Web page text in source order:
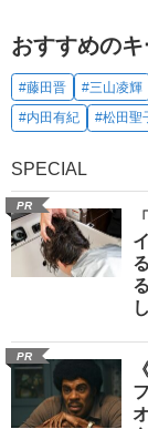
おすすめの
#藤田晋 #三山凌輝
#内田有紀
#松田聖
SPECIAL
PR
PR